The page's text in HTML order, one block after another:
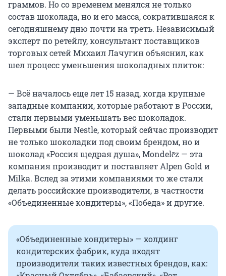
граммов. Но со временем менялся не только
состав шоколада, но и его масса, сократившаяся к
сегодняшнему дню почти на треть. Независимый
эксперт по ретейлу, консультант поставщиков
торговых сетей Михаил Лачугин объяснил, как
шел процесс уменьшения шоколадных плиток:
— Всё началось еще лет 15 назад, когда крупные
западные компании, которые работают в России,
стали первыми уменьшать вес шоколадок.
Первыми были Nestle, который сейчас производит
не только шоколадки под своим брендом, но и
шоколад «Россия щедрая душа», Mondelēz — эта
компания производит и поставляет Alpen Gold и
Milka. Вслед за этими компаниями то же стали
делать российские производители, в частности
«Объединенные кондитеры», «Победа» и другие.
«Объединенные кондитеры» — холдинг
кондитерских фабрик, куда входят
производители таких известных брендов, как: